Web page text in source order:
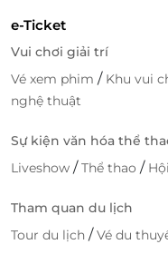
Đặt trải
Hueritage ưu
Đặt trải nghiệm Ngự
LifeLink giúp bạn dễ
bạch.
Vì sao nên đặt qua
Thông tin dịch vụ
Quy trình đặt
e-Ticket
Vui chơi giải trí
Vé xem phim / Khu vui
nghệ thuật
Sự kiện văn hóa thể
Liveshow /Thể thao /
Tham quan du lịch
Tour du lịch /Vé du